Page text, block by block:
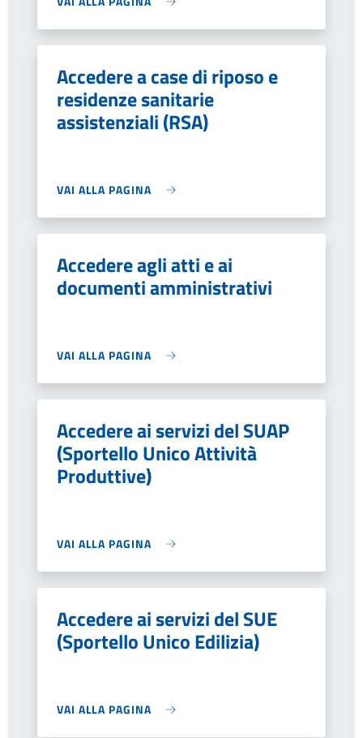
Accedere a case di riposo e
residenze sanitarie
assistenziali (RSA)
VAI ALLA PAGINA
Accedere agli atti e ai
documenti amministrativi
VAI ALLA PAGINA
Accedere ai servizi del SUAP
(Sportello Unico Attività
Produttive)
VAI ALLA PAGINA
Accedere ai servizi del SUE
(Sportello Unico Edilizia)
VAI ALLA PAGINA